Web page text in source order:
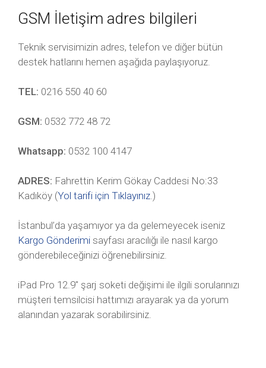
GSM İletişim adres bilgileri
Teknik servisimizin adres, telefon ve diğer bütün
destek hatlarını hemen aşağıda paylaşıyoruz.
TEL: 0216 550 40 60
GSM: 0532 772 48 72
Whatsapp: 0532 100 4147
ADRES: Fahrettin Kerim Gökay Caddesi No:33
Kadıköy (Yol tarifi için Tıklayınız.)
İstanbul’da yaşamıyor ya da gelemeyecek iseniz
Kargo Gönderimi sayfası aracılığı ile nasıl kargo
gönderebileceğinizi öğrenebilirsiniz.
iPad Pro 12.9″ şarj soketi değişimi ile ilgili sorularınızı
müşteri temsilcisi hattımızı arayarak ya da yorum
alanından yazarak sorabilirsiniz.